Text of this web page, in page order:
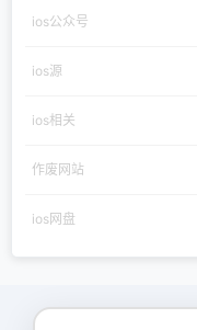
ios公众号
ios源
ios相关
作废网站
ios网盘